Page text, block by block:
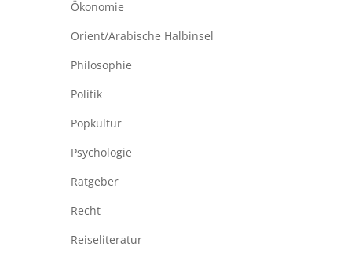
Ökonomie
Orient/Arabische Halbinsel
Philosophie
Politik
Popkultur
Psychologie
Ratgeber
Recht
Reiseliteratur